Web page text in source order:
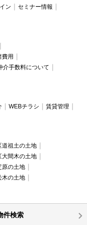
ン
セミナー情報
費用
介手数料について
WEBチラシ
賃貸管理
道祖土の土地
大間木の土地
原の土地
木の土地
件検索